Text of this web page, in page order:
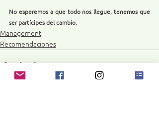
No esperemos a que todo nos llegue, tenemos que
ser partícipes del cambio.
Management
Recomendaciones